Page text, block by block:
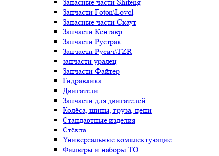
Запасные части Shifeng
Запчасти Foton\Lovol
Запасные части Скаут
Запчасти Кентавр
Запчасти Рустрак
Запчасти Русич\TZR
запчасти уралец
Запчасти Файтер
Гидравлика
Двигатели
Запчасти для двигателей
Колёса, шины, груза, цепи
Стандартные изделия
Стёкла
Универсальные комплектующие
Фильтры и наборы ТО